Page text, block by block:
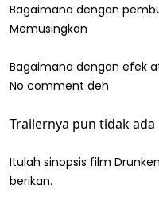
Bagaimana dengan
Memusingkan
Bagaimana dengan efek
No comment deh
Trailernya pun tidak ada
Itulah sinopsis film
berikan.